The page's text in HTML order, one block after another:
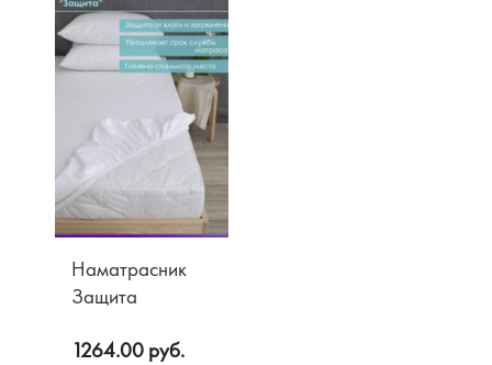
Акции
О компании
Доставка
Контакты
Оплата
Возврат
Наматрасник
Защита
1264.00 руб.